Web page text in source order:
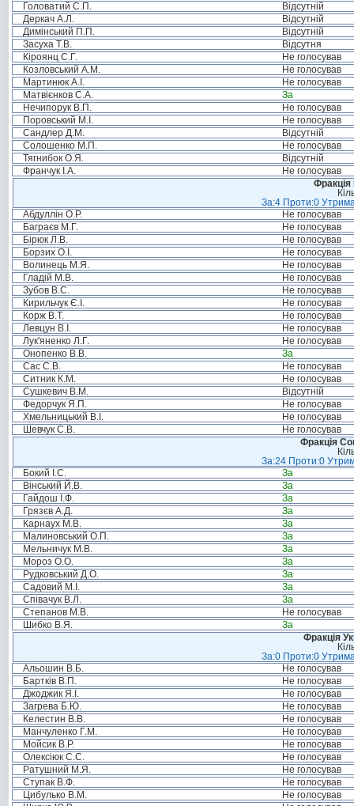
Головатий С.П.
Відсутній
Деркач А.Л.
Відсутній
Димінський П.П.
Відсутній
Засуха Т.В.
Відсутня
Кіроянц С.Г.
Не голосував
Козловський А.М.
Не голосував
Мартинюк А.І.
Не голосував
Матвієнков С.А.
За
Нечипорук В.П.
Не голосував
Поровський М.І.
Не голосував
Сандлер Д.М.
Відсутній
Солошенко М.П.
Не голосував
Тягнибок О.Я.
Відсутній
Франчук І.А.
Не голосував
За:4 Проти:0
Абдуллін О.Р.
Не голосував
Баграєв М.Г.
Не голосував
Бірюк Л.В.
Не голосував
Борзих О.І.
Не голосував
Волинець М.Я.
Не голосував
Гладій М.В.
Не голосував
Зубов В.С.
Не голосував
Кирильчук Є.І.
Не голосував
Корж В.Т.
Не голосував
Левцун В.І.
Не голосував
Лук'яненко Л.Г.
Не голосував
Онопенко В.В.
За
Сас С.В.
Не голосував
Ситник К.М.
Не голосував
Сушкевич В.М.
Відсутній
Федорчук Я.П.
Не голосував
Хмельницький В.І.
Не голосував
Шевчук С.В.
Не голосував
Фракція
За:24 Проти:0
Бокий І.С.
За
Вінський Й.В.
За
Гайдош І.Ф.
За
Грязєв А.Д.
За
Карнаух М.В.
За
Малиновський О.П.
За
Мельничук М.В.
За
Мороз О.О.
За
Рудковський Д.О.
За
Садовий М.І.
За
Співачук В.Л.
За
Степанов М.В.
Не голосував
Шибко В.Я.
За
Фракція
За:0 Проти:0
Альошин В.Б.
Не голосував
Бартків В.П.
Не голосував
Джоджик Я.І.
Не голосував
Загрева Б.Ю.
Не голосував
Келестин В.В.
Не голосував
Манчуленко Г.М.
Не голосував
Мойсик В.Р.
Не голосував
Олексіюк С.С.
Не голосував
Ратушний М.Я.
Не голосував
Ступак В.Ф.
Не голосував
Цибулько В.М.
Не голосував